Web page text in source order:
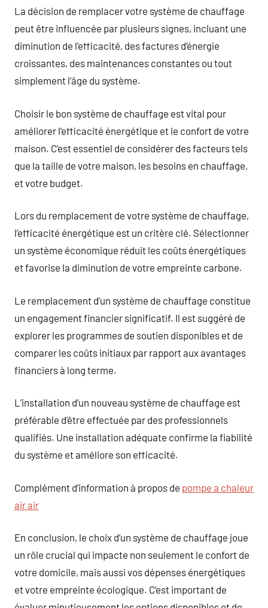
La décision de remplacer votre système de chauffage
peut être influencée par plusieurs signes, incluant une
diminution de l’efficacité, des factures d’énergie
croissantes, des maintenances constantes ou tout
simplement l’âge du système.
Choisir le bon système de chauffage est vital pour
améliorer l’efficacité énergétique et le confort de votre
maison. C’est essentiel de considérer des facteurs tels
que la taille de votre maison, les besoins en chauffage,
et votre budget.
Lors du remplacement de votre système de chauffage,
l’efficacité énergétique est un critère clé. Sélectionner
un système économique réduit les coûts énergétiques
et favorise la diminution de votre empreinte carbone.
Le remplacement d’un système de chauffage constitue
un engagement financier significatif. Il est suggéré de
explorer les programmes de soutien disponibles et de
comparer les coûts initiaux par rapport aux avantages
financiers à long terme.
L’installation d’un nouveau système de chauffage est
préférable d’être effectuée par des professionnels
qualifiés. Une installation adéquate confirme la fiabilité
du système et améliore son efficacité.
Complément d’information à propos de pompe a chaleur
air air
En conclusion, le choix d’un système de chauffage joue
un rôle crucial qui impacte non seulement le confort de
votre domicile, mais aussi vos dépenses énergétiques
et votre empreinte écologique. C’est important de